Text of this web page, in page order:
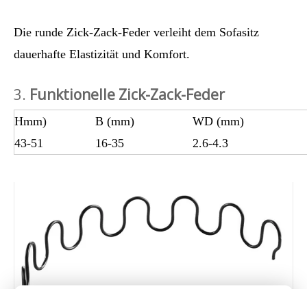
Die runde Zick-Zack-Feder verleiht dem Sofasitz
dauerhafte Elastizität und Komfort.
3. Funktionelle Zick-Zack-Feder
Hmm) B (mm)
WD (mm)
43-51
16-35 2.6-4.3